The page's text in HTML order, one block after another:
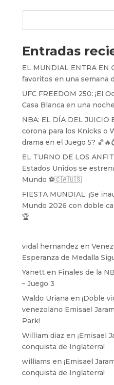
Entradas
EL MUNDIAL ENTRA EN
favoritos en una semana
UFC FREEDOM 250: ¡El
Casa Blanca en una
NBA: EL DÍA DEL JUICIO
corona para los Knicks o
drama en el Juego 5?
EL TURNO DE LOS
Estados Unidos se
Mundo ⚽️🇨🇦🇺🇸
FIESTA MUNDIAL: ¡Se
Mundo 2026 con doble
🏆
vidal hernandez en
Esperanza de Medalla
Yanetten Finales de la
– Juego 3
Waldo Uriana en ¡Doble
venezolano Emisael
Park!
William diaz en ¡Emisael
conquista de Inglaterra!
williams en ¡Emisael
conquista de Inglaterra!